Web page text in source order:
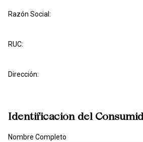
Razón Social:
RUC:
Dirección:
Identificación del
Nombre Completo